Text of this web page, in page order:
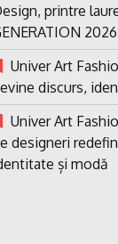
printre
2026
Univer Art
discurs,
Univer Art
designeri
și modă